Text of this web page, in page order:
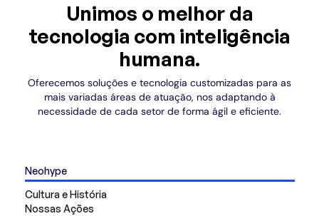
Unimos o melhor da
tecnologia com inteligência
humana.
Oferecemos soluções e tecnologia customizadas para as
mais variadas áreas de atuação, nos adaptando à
necessidade de cada setor de forma ágil e eficiente.
Neohype
Cultura e História
Nossas Ações